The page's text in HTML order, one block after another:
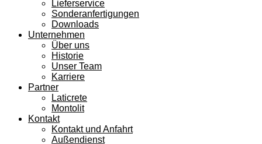
Lieferservice
Sonderanfertigungen
Downloads
Unternehmen
Über uns
Historie
Unser Team
Karriere
Partner
Laticrete
Montolit
Kontakt
Kontakt und Anfahrt
Außendienst